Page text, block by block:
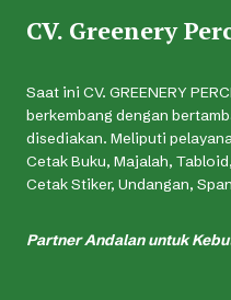
CV. Greenery
Saat ini CV. GREENERY
berkembang dengan
disediakan. Meliputi
Cetak Buku, Majalah,
Cetak Stiker, Undangan,
Partner Andalan untuk